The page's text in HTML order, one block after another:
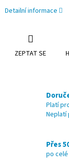
Detailní informace
ZEPTAT SE
Platí
Neplatí
Přes
po celé